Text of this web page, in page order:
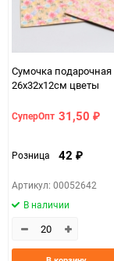
Сумочка подарочная
26х32х12см цветы
СуперОпт 31,50 ₽
Розница 42 ₽
Артикул: 00052642
В наличии